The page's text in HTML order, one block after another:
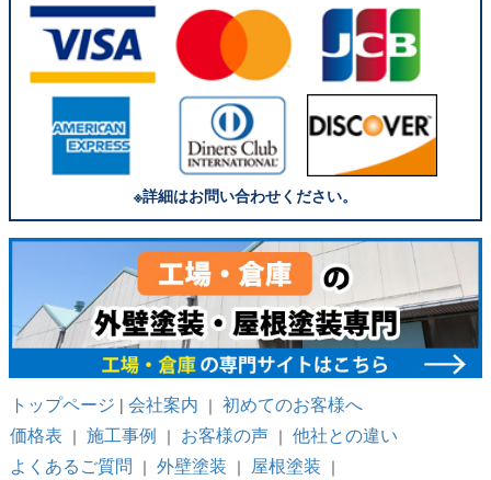
※詳細はお問い合わせください。
トップページ | 会社案内 ｜ 初めてのお客様へ
価格表 ｜ 施工事例 ｜ お客様の声｜ 他社との違い
よくあるご質問 ｜ 外壁塗装 ｜ 屋根塗装 ｜